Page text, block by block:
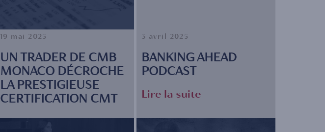
19 mai 2025
UN TRADER DE CMB
MONACO DÉCROCHE
LA PRESTIGIEUSE
CERTIFICATION CMT
3 avril 2025
BANKING AHEAD
PODCAST
Lire la suite